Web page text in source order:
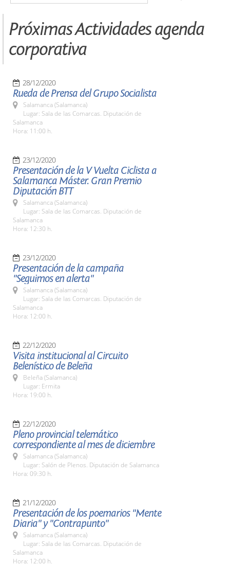
Próximas Actividades agenda
corporativa
28/12/2020
Rueda de Prensa del Grupo Socialista
Salamanca (Salamanca)
Lugar: Sala de las Comarcas. Diputación de
Salamanca
Hora: 11:00 h.
23/12/2020
Presentación de la V Vuelta Ciclista a
Salamanca Máster. Gran Premio
Diputación BTT
Salamanca (Salamanca)
Lugar: Sala de las Comarcas. Diputación de
Salamanca
Hora: 12:30 h.
23/12/2020
Presentación de la campaña
"Seguimos en alerta"
Salamanca (Salamanca)
Lugar: Sala de las Comarcas. Diputación de
Salamanca
Hora: 12:00 h.
22/12/2020
Visita institucional al Circuito
Belenístico de Beleña
Beleña (Salamanca)
Lugar: Ermita
Hora: 19:00 h.
22/12/2020
Pleno provincial telemático
correspondiente al mes de diciembre
Salamanca (Salamanca)
Lugar: Salón de Plenos. Diputación de Salamanca
Hora: 09:30 h.
21/12/2020
Presentación de los poemarios "Mente
Diaria" y "Contrapunto"
Salamanca (Salamanca)
Lugar: Sala de las Comarcas. Diputación de
Salamanca
Hora: 12:00 h.